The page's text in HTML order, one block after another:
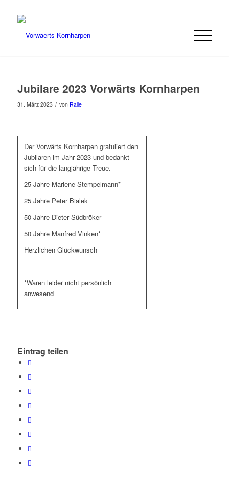
Jubilare 2023 Vorwärts Kornharpen
31. März 2023 / von Ralle
Der Vorwärts Kornharpen gratuliert den
Jubilaren im Jahr 2023 und bedankt
sich für die langjährige Treue.
25 Jahre Marlene Stempelmann*
25 Jahre Peter Bialek
50 Jahre Dieter Südbröker
50 Jahre Manfred Vinken*
Herzlichen Glückwunsch
*Waren leider nicht persönlich
anwesend
Eintrag teilen